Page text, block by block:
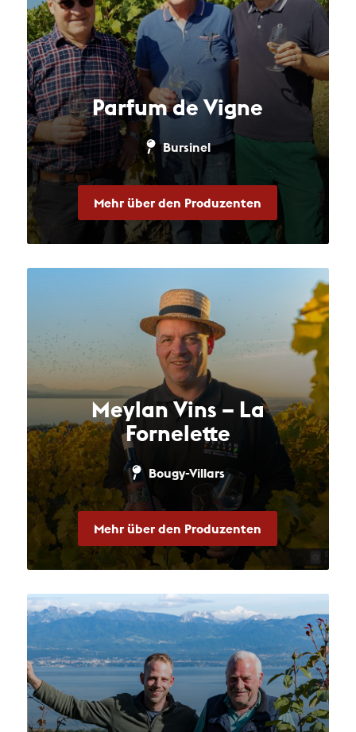
Parfum de Vigne
Bursinel
Mehr über den Produzenten
Meylan Vins – La
Fornelette
Bougy-Villars
Mehr über den Produzenten